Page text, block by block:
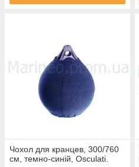
Чохол для кранцев, 300/760
см, темно-синій, Osculati.